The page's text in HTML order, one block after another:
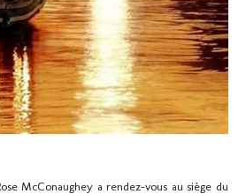
McConaughey a rendez-vous au siège du